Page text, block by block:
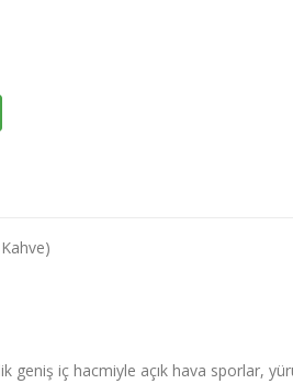
geniş iç hacmiyle açık hava sporlar,